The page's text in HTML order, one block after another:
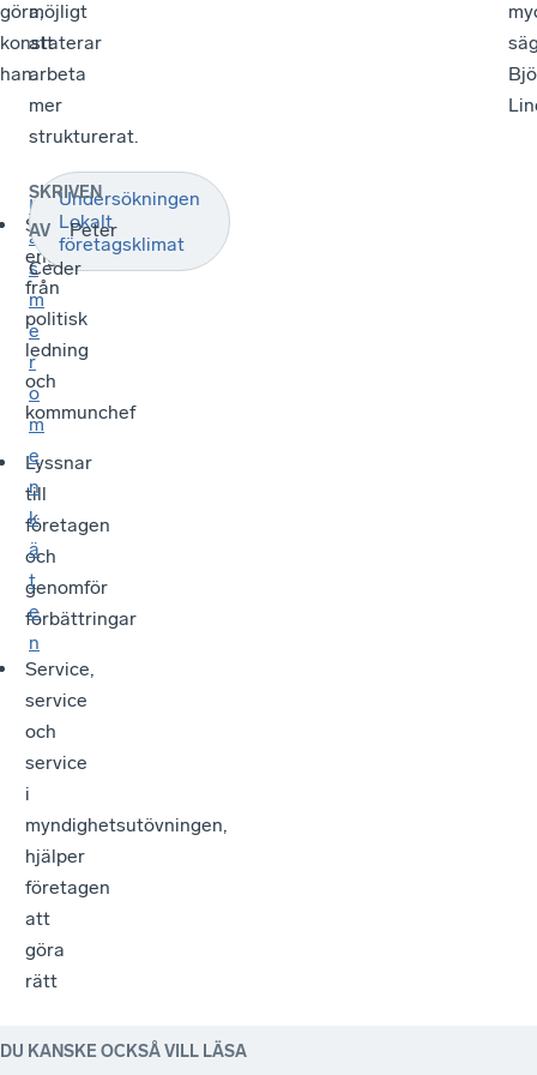
göra,
konstaterar
han.
möjligt
att
arbeta
mer
strukturerat.
Starkt
engagemang
från
politisk
ledning
och
kommunchef
Lyssnar
till
företagen
och
genomför
förbättringar
Service,
service
och
service
i
myndighetsutövningen,
hjälper
företagen
att
göra
rätt
L
ä
s
m
e
r
o
m
e
n
k
ä
t
e
n
Undersökningen
Lokalt
företagsklimat
SKRIVEN
AV
Peter
Ceder
DU KANSKE OCKSÅ VILL LÄSA